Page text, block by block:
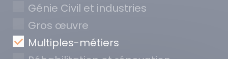
Génie Civil et industries
Gros œuvre
Multiples-métiers